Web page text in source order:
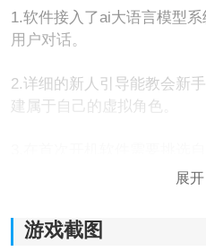
1.软件接入了ai大语言模型
用户对话。
2.详细的新人引导能教会新
建属于自己的虚拟角色。
《MiniTavern》软件特色：
1.内置了完善的中文系统，
展开
游戏截图